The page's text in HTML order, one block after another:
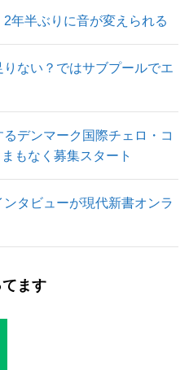
年半ぶりに音が変えられる
ない？ではサブプールでエ
デンマーク国際チェロ・コ
もなく募集スタート
タビューが現代新書オンラ
ます